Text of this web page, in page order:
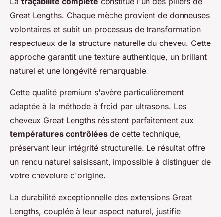
Great Lengths. Chaque mèche provient de donneuses
volontaires et subit un processus de transformation
respectueux de la structure naturelle du cheveu. Cette
approche garantit une texture authentique, un brillant
naturel et une longévité remarquable.
Cette qualité premium s'avère particulièrement
adaptée à la méthode à froid par ultrasons. Les
cheveux Great Lengths résistent parfaitement aux
températures contrôlées de cette technique,
préservant leur intégrité structurelle. Le résultat offre
un rendu naturel saisissant, impossible à distinguer de
votre chevelure d'origine.
La durabilité exceptionnelle des extensions Great
Lengths, couplée à leur aspect naturel, justifie